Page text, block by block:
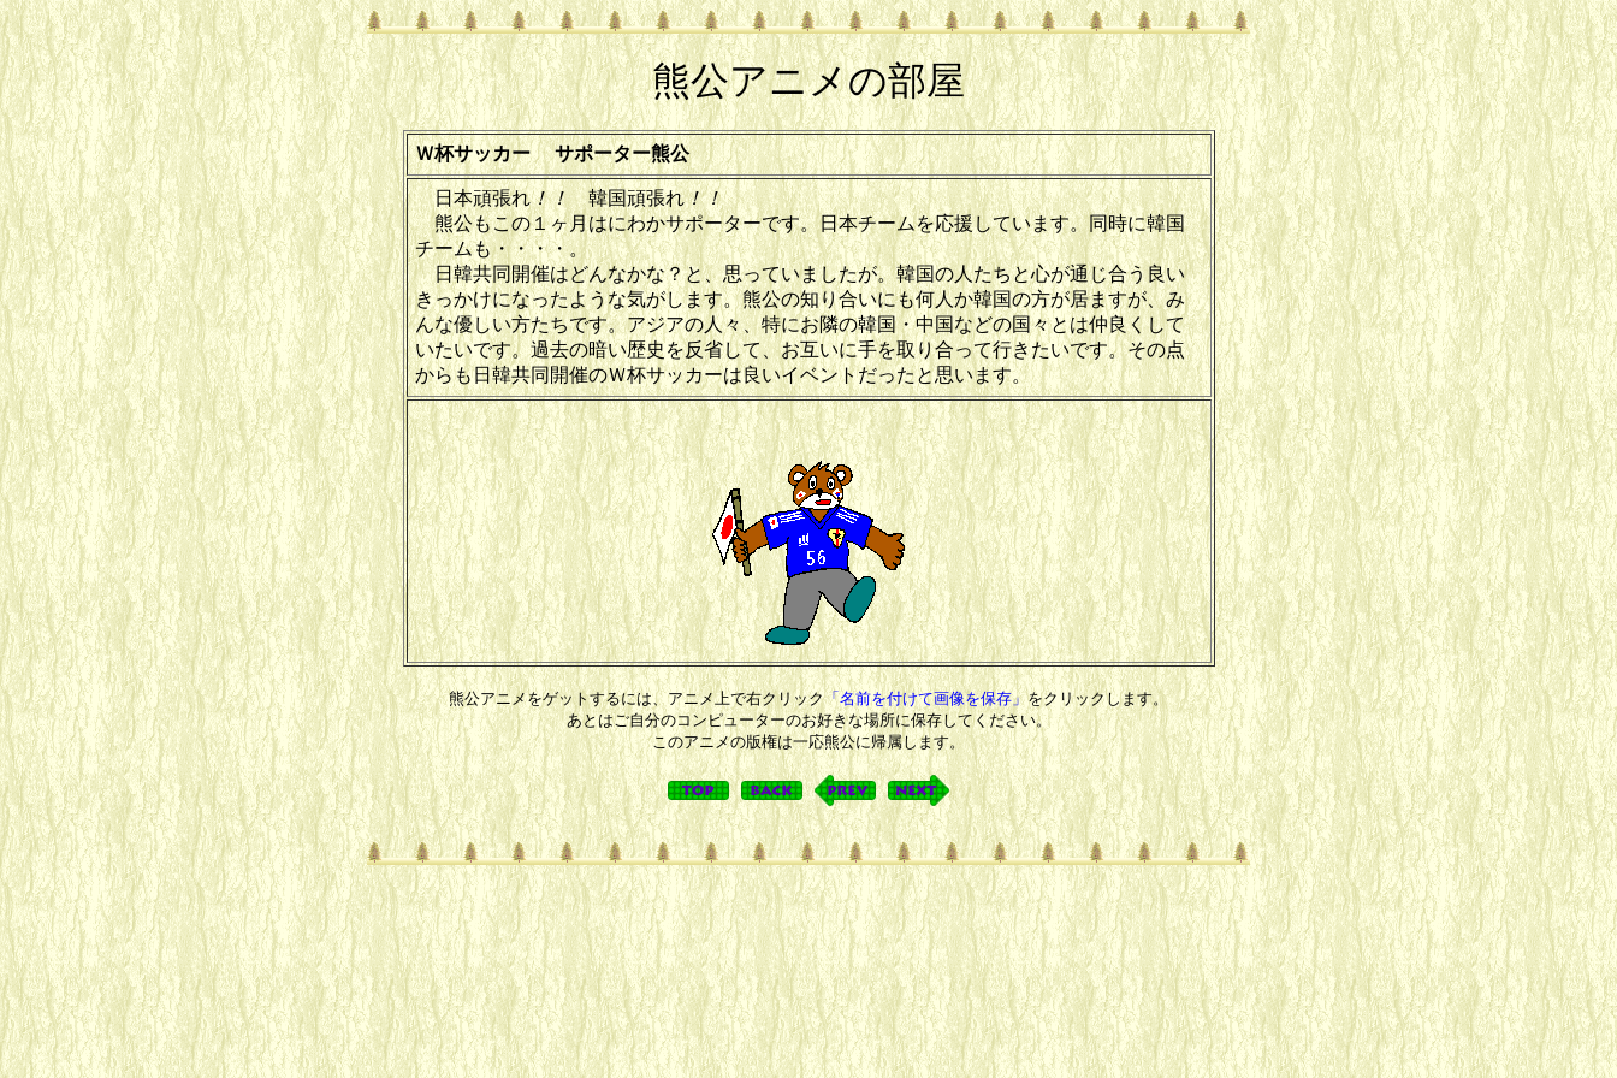
熊公アニメの部屋
Ｗ杯サッカー サポーター熊公
日本頑張れ！！韓国頑張れ！！
熊公もこの１ヶ月はにわかサポーターです。日本チームを応援しています。同時に韓国
チームも・・・・。
日韓共同開催はどんなかな？と、思っていましたが。韓国の人たちと心が通じ合う良い
きっかけになったような気がします。熊公の知り合いにも何人か韓国の方が居ますが、み
んな優しい方たちです。アジアの人々、特にお隣の韓国・中国などの国々とは仲良くして
いたいです。過去の暗い歴史を反省して、お互いに手を取り合って行きたいです。その点
からも日韓共同開催のＷ杯サッカーは良いイベントだったと思います。
熊公アニメをゲットするには、アニメ上で右クリック「名前を付けて画像を保存」をクリックします。
あとはご自分のコンピューターのお好きな場所に保存してください。
このアニメの版権は一応熊公に帰属します。